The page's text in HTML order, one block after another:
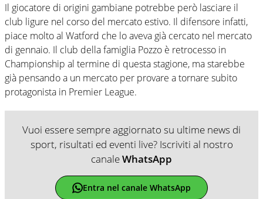
Il giocatore di origini gambiane potrebbe però lasciare il
club ligure nel corso del mercato estivo. Il difensore infatti,
piace molto al Watford che lo aveva già cercato nel mercato
di gennaio. Il club della famiglia Pozzo è retrocesso in
Championship al termine di questa stagione, ma starebbe
già pensando a un mercato per provare a tornare subito
protagonista in Premier League.
Vuoi essere sempre aggiornato su ultime news di
sport, risultati ed eventi live? Iscriviti al nostro
canaleWhatsApp
Entra nel canale WhatsApp